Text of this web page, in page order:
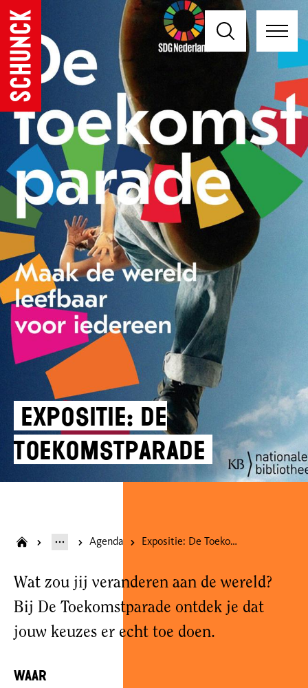
Expositie: De
Toekomstparade
Agenda Expositie: De Toekomstparade
Wat zou jij veranderen aan de wereld?
Bij De Toekomstparade ontdek je dat
jouw keuzes er echt toe doen.
Waar